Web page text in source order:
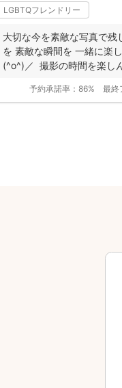
LGBTQフレンドリー
大切な今を素敵な写真で残
を 素敵な瞬間を 一緒に楽
(^o^)／ 撮影の時間を楽し
予約承諾率： 86% 最終
平日
安心・